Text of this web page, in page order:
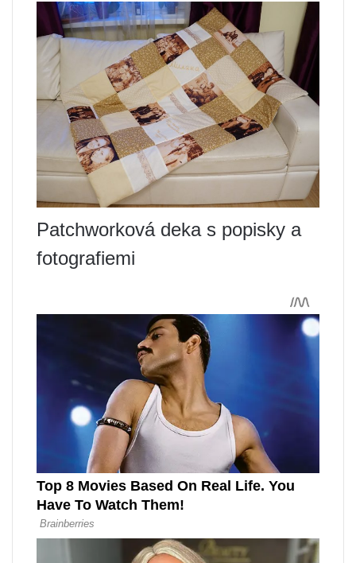
Patchworková deka s popisky a
fotografiemi